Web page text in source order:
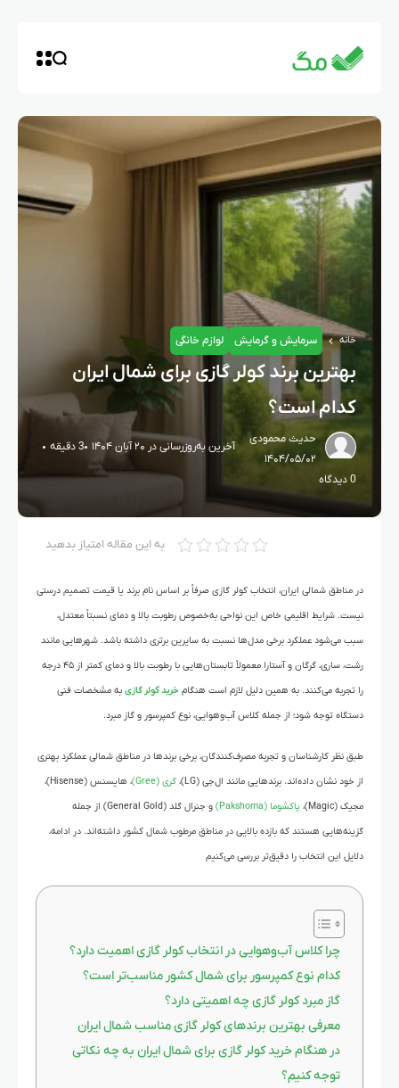
خانه سرمایش و گرمایش لوازم خانگی
بهترین برند کولر گازی برای شمال ایران
کدام است؟
حدیث محمودی
۱۴۰۴/۰۵/۰۲
آخرین به‌روزرسانی در ۲۰ آبان ۱۴۰۴ 3 دقیقه
0 دیدگاه
به این مقاله امتیاز بدهید
در مناطق شمالی ایران، انتخاب کولر گازی صرفاً بر اساس نام برند یا قیمت تصمیم درستی
نیست. شرایط اقلیمی خاص این نواحی به‌خصوص رطوبت بالا و دمای نسبتاً معتدل،
سبب می‌شود عملکرد برخی مدل‌ها نسبت به سایرین برتری داشته باشد. شهرهایی مانند
رشت، ساری، گرگان و آستارا معمولاً تابستان‌هایی با رطوبت بالا و دمای کمتر از ۴۵ درجه
را تجربه می‌کنند. به همین دلیل لازم است هنگام خرید کولر گازی به مشخصات فنی
دستگاه توجه شود؛ از جمله کلاس آب‌وهوایی، نوع کمپرسور و گاز مبرد.
طبق نظر کارشناسان و تجربه مصرف‌کنندگان، برخی برندها در مناطق شمالی عملکرد بهتری
از خود نشان داده‌اند. برندهایی مانند ال‌جی (LG)، گری (Gree) ، هایسنس (Hisense)،
مجیک (Magic)، پاکشوما (Pakshoma) و جنرال گلد (General Gold) از جمله
گزینه‌هایی هستند که بازده بالایی در مناطق مرطوب شمال کشور داشته‌اند. در ادامه،
دلایل این انتخاب را دقیق‌تر بررسی می‌کنیم
چرا کلاس آب‌وهوایی در انتخاب کولر گازی اهمیت دارد؟
کدام نوع کمپرسور برای شمال کشور مناسب‌تر است؟
گاز مبرد کولر گازی چه اهمیتی دارد؟
معرفی بهترین برندهای کولر گازی مناسب شمال ایران
در هنگام خرید کولر گازی برای شمال ایران به چه نکاتی
توجه کنیم؟